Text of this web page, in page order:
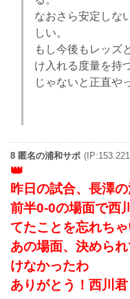
なおさら安定しな
しい。
もし今後もレッズ
け入れる度量を持
じゃないと正直や
8 匿名の浦和サポ
昨日の試合、長澤
前半0-0の場面で西
てたことを忘れち
あの場面、決めら
けなかったわ
ありがとう！西川君